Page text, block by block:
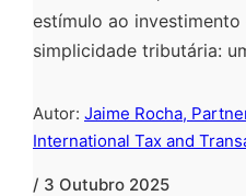
estímulo ao investimento
simplicidade tributária:
Autor: Jaime Rocha,
International Tax and
/ 3 Outubro 2025